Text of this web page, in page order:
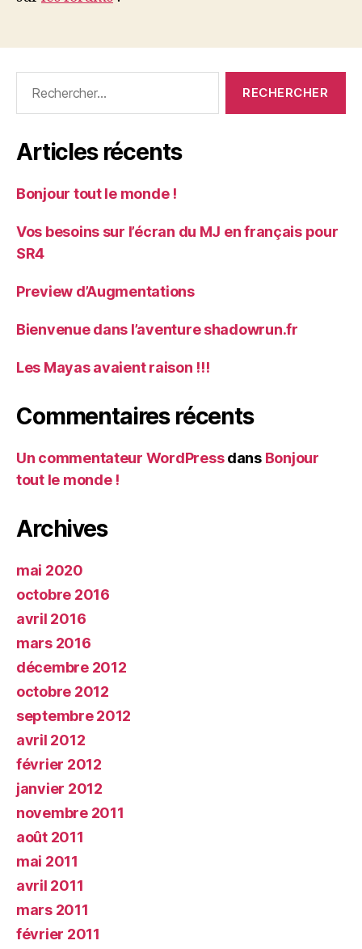
Articles récents
Bonjour tout le monde !
Vos besoins sur l’écran du MJ en français pour
SR4
Preview d’Augmentations
Bienvenue dans l’aventure shadowrun.fr
Les Mayas avaient raison !!!
Commentaires récents
Un commentateur WordPressdans Bonjour
tout le monde !
Archives
mai 2020
octobre 2016
avril 2016
mars 2016
décembre 2012
octobre 2012
septembre 2012
avril 2012
février 2012
janvier 2012
novembre 2011
août 2011
mai 2011
avril 2011
mars 2011
février 2011